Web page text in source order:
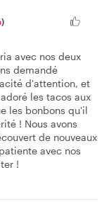
)
avec nos deux
demandé
d'attention, et
les tacos aux
les bonbons qu'il
! Nous avons
de nouveaux
avec nos
!